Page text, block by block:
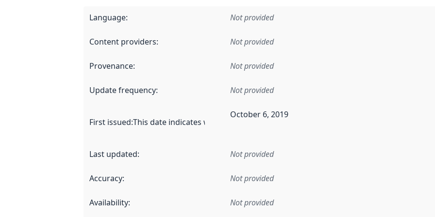
Language: Not provided
Content providers: Not provided
Provenance: Not provided
Update frequency: Not provided
First issued:This date indicates when the data in this dataset was first released. It may have
October 6, 2019
Last updated: Not provided
Accuracy: Not provided
Availability: Not provided